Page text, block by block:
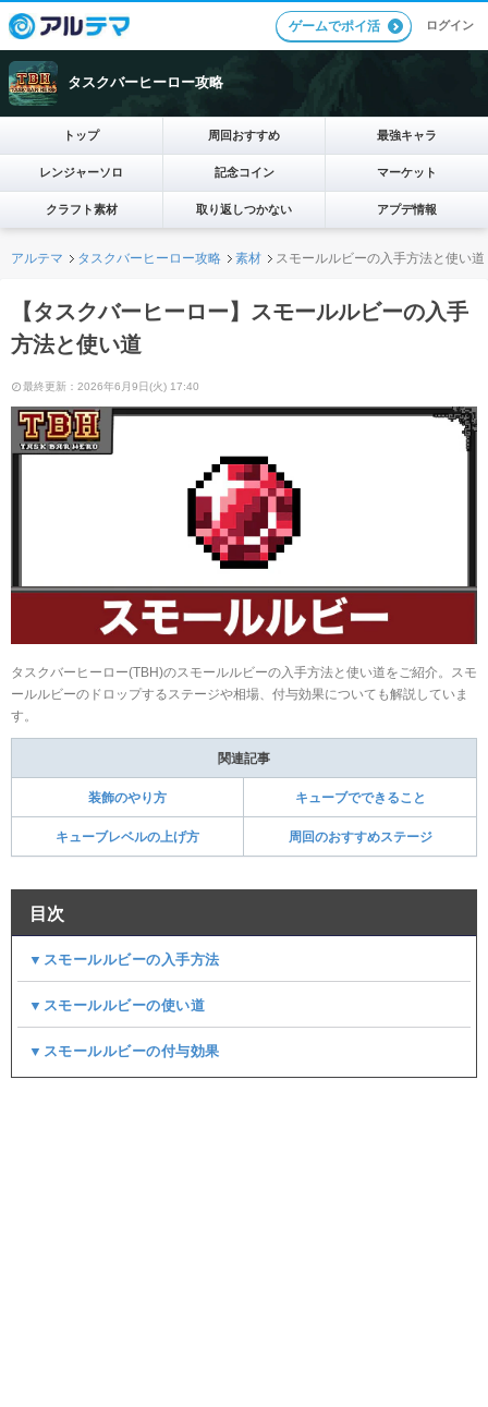
ゲームでポイ活 ログイン
タスクバーヒーロー攻略
トップ 周回おすすめ 最強キャラ
レンジャーソロ 記念コイン マーケット
クラフト素材 取り返しつかない アプデ情報
アルテマ タスクバーヒーロー攻略 素材 スモールルビーの入手方法と使い道
【タスクバーヒーロー】スモールルビーの入手
方法と使い道
最終更新：2026年6月9日(火) 17:40
タスクバーヒーロー(TBH)のスモールルビーの入手方法と使い道をご紹介。スモ
ールルビーのドロップするステージや相場、付与効果についても解説していま
す。
関連記事
装飾のやり方 キューブでできること
キューブレベルの上げ方 周回のおすすめステージ
目次
▼スモールルビーの入手方法
▼スモールルビーの使い道
▼スモールルビーの付与効果